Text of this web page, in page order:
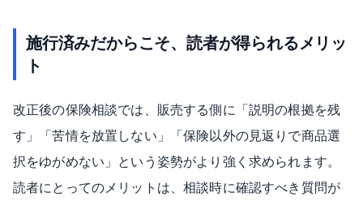
施行済みだからこそ、読者が得られるメリッ
ト
改正後の保険相談では、販売する側に「説明の根拠を残
す」「苦情を放置しない」「保険以外の見返りで商品選
択をゆがめない」という姿勢がより強く求められます。
読者にとってのメリットは、相談時に確認すべき質問が